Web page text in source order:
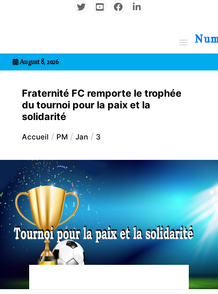
August 8, 2026
Fraternité FC remporte le trophée
du tournoi pour la paix et la
solidarité
Accueil PM Jan 3